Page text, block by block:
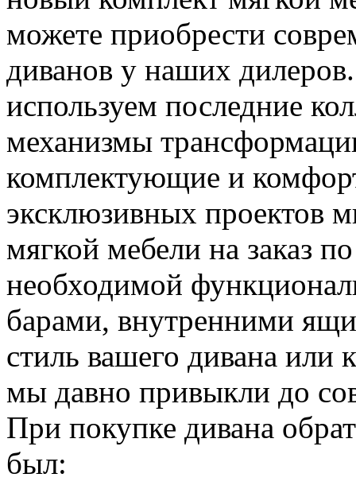
можете приобрести
диванов у наших
используем последние
механизмы
комплектующие и
эксклюзивных проектов
мягкой мебели на заказ
необходимой
барами, внутренними
стиль вашего дивана или
мы давно привыкли до
При покупке дивана
был: